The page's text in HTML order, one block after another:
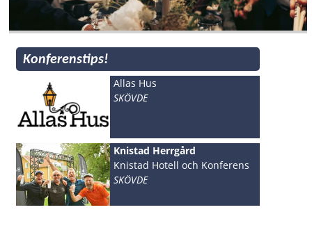
Konferenstips!
Allas Hus
SKÖVDE
Knistad Herrgård
Knistad Hotell och Konferens
SKÖVDE